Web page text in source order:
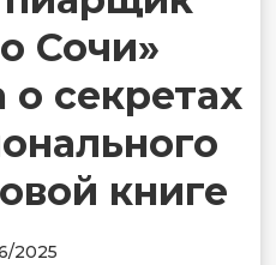
Сочи»
о секретах
книге
2025